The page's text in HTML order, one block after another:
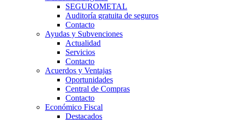
SEGUROMETAL
Auditoría gratuita de seguros
Contacto
Ayudas y Subvenciones
Actualidad
Servicios
Contacto
Acuerdos y Ventajas
Oportunidades
Central de Compras
Contacto
Económico Fiscal
Destacados